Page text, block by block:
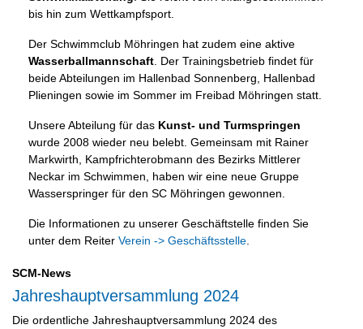
bis hin zum Wettkampfsport.
Der Schwimmclub Möhringen hat zudem eine aktive
Wasserballmannschaft . Der Trainingsbetrieb findet für
beide Abteilungen im Hallenbad Sonnenberg, Hallenbad
Plieningen sowie im Sommer im Freibad Möhringen statt.
Unsere Abteilung für das Kunst- und Turmspringen
wurde 2008 wieder neu belebt. Gemeinsam mit Rainer
Markwirth, Kampfrichterobmann des Bezirks Mittlerer
Neckar im Schwimmen, haben wir eine neue Gruppe
Wasserspringer für den SC Möhringen gewonnen.
Die Informationen zu unserer Geschäftstelle finden Sie
unter dem Reiter Verein -> Geschäftsstelle
SCM-News
Jahreshauptversammlung 2024
Die ordentliche Jahreshauptversammlung 2024 des